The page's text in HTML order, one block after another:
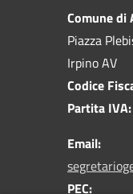
Comune di
Piazza
Irpino AV
Codice
Partita IVA:
Email:
PEC: